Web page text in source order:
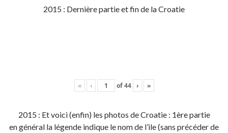
2015 : Dernière partie et fin de la Croatie
« ‹ of44 › »
2015 : Et voici (enfin) les photos de Croatie : 1ère partie
en général la légende indique le nom de l’ile (sans précéder de